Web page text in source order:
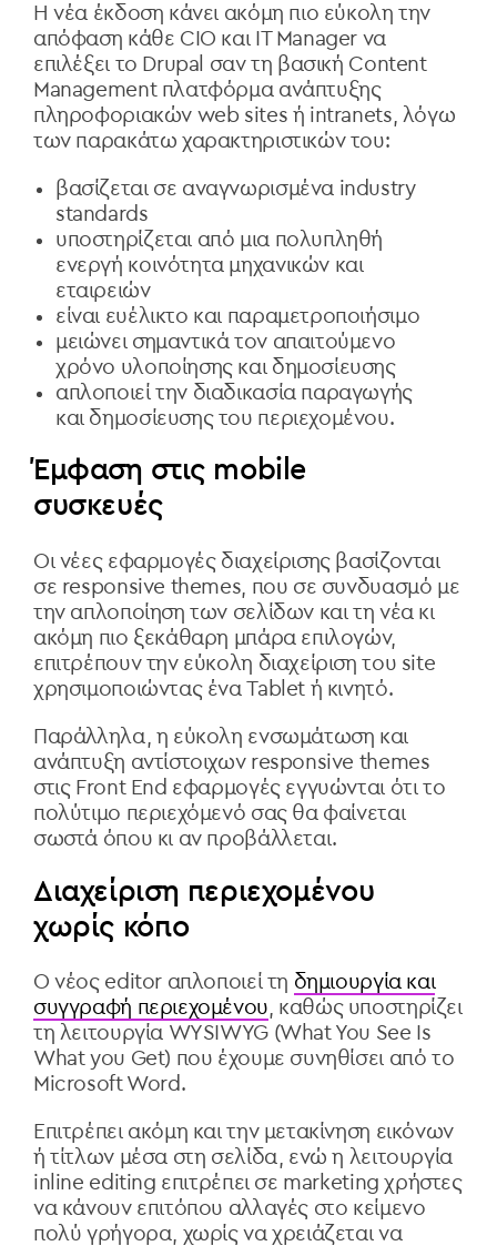
Η νέα έκδοση κάνει ακόμη πιο εύκολη την
απόφαση κάθε CIO και IT Manager να
επιλέξει το Drupal σαν τη βασική Content
Management πλατφόρμα ανάπτυξης
πληροφοριακών web sites ή intranets, λόγω
των παρακάτω χαρακτηριστικών του:
βασίζεται σε αναγνωρισμένα industry
standards
υποστηρίζεται από μια πολυπληθή
ενεργή κοινότητα μηχανικών και
εταιρειών
είναι ευέλικτο και παραμετροποιήσιμο
μειώνει σημαντικά τον απαιτούμενο
χρόνο υλοποίησης και δημοσίευσης
απλοποιεί την διαδικασία παραγωγής
και δημοσίευσης του περιεχομένου.
Έμφαση στις mobile
συσκευές
Οι νέες εφαρμογές διαχείρισης βασίζονται
σε responsive themes, που σε συνδυασμό με
την απλοποίηση των σελίδων και τη νέα κι
ακόμη πιο ξεκάθαρη μπάρα επιλογών,
επιτρέπουν την εύκολη διαχείριση του site
χρησιμοποιώντας ένα Tablet ή κινητό.
Παράλληλα, η εύκολη ενσωμάτωση και
ανάπτυξη αντίστοιχων responsive themes
στις Front End εφαρμογές εγγυώνται ότι το
πολύτιμο περιεχόμενό σας θα φαίνεται
σωστά όπου κι αν προβάλλεται.
Διαχείριση περιεχομένου
χωρίς κόπο
Ο νέος editor απλοποιεί τη δημιουργία και
συγγραφή περιεχομένου , καθώς υποστηρίζει
τη λειτουργία WYSIWYG (What You See Is
What you Get) που έχουμε συνηθίσει από το
Microsoft Word.
Επιτρέπει ακόμη και την μετακίνηση εικόνων
ή τίτλων μέσα στη σελίδα, ενώ η λειτουργία
inline editing επιτρέπει σε marketing χρήστες
να κάνουν επιτόπου αλλαγές στο κείμενο
πολύ γρήγορα, χωρίς να χρειάζεται να